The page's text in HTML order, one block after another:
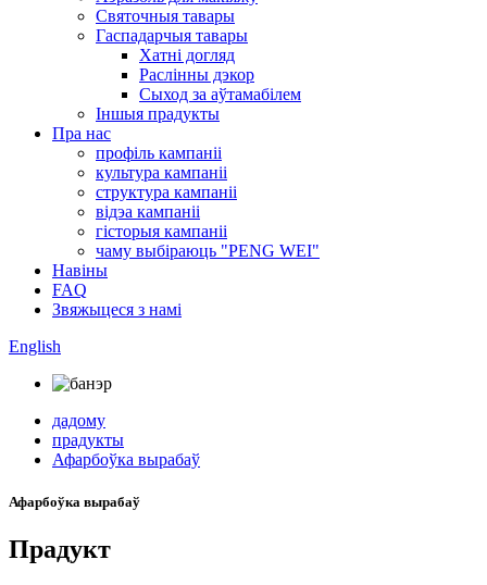
Святочныя тавары
Гаспадарчыя тавары
Хатні догляд
Раслінны дэкор
Сыход за аўтамабілем
Іншыя прадукты
Пра нас
профіль кампаніі
культура кампаніі
структура кампаніі
відэа кампаніі
гісторыя кампаніі
чаму выбіраюць "PENG WEI"
Навіны
FAQ
Звяжыцеся з намі
English
дадому
прадукты
Афарбоўка вырабаў
Афарбоўка вырабаў
Прадукт